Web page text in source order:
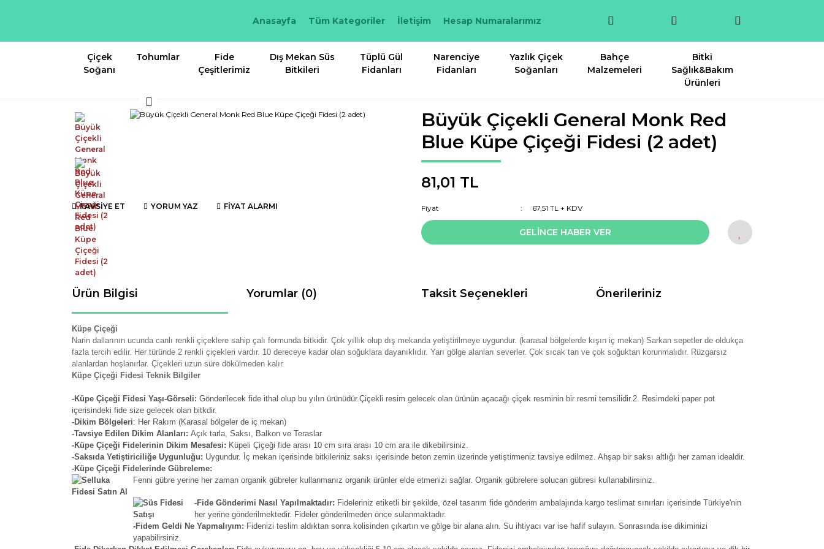
Anasayfa Tüm Kategoriler İletişim Hesap Numaralarımız
Çiçek
Soğanı
Tohumlar
Fide
Çeşitlerimiz
Dış Mekan Süs
Bitkileri
Tüplü Gül
Fidanları
Narenciye
Fidanları
Yazlık Çiçek
Soğanları
Bahçe
Malzemeleri
Bitki
Sağlık&Bakım
Ürünleri
TAVSİYE ET YORUM YAZ FİYAT ALARMI
Büyük Çiçekli General Monk Red
Blue Küpe Çiçeği Fidesi (2 adet)
81,01 TL
Fiyat 67,51 TL + KDV
GELİNCE HABER VER
Ürün Bilgisi Yorumlar (0) Taksit Seçenekleri Önerileriniz
Küpe Çiçeği
Narin dallarının ucunda canlı renkli çiçeklere sahip çalı formunda bitkidir. Çok yıllık olup dış mekanda yetiştirilmeye uygundur. (karasal bölgelerde kışın iç mekan) Sarkan sepetler de oldukça
fazla tercih edilir. Her türünde 2 renkli çiçekleri vardır. 10 dereceye kadar olan soğuklara dayanıklıdır. Yarı gölge alanları severler. Çok sıcak tan ve çok soğuktan korunmalıdır. Rüzgarsız
alanlardan hoşlanırlar. Çiçekleri uzun süre dökülmeden kalır.
Küpe Çiçeği Fidesi Teknik Bilgiler
-Küpe Çiçeği Fidesi Yaşı-Görseli: Gönderilecek fide ithal olup bu yılın ürünüdür.Çiçekli resim gelecek olan ürünün açacağı çiçek resminin bir resmi temsilidir.2. Resimdeki paper pot
içerisindeki fide size gelecek olan bitkdir.
-Dikim Bölgeleri: Her Rakım (Karasal bölgeler de iç mekan)
-Tavsiye Edilen Dikim Alanları: Açık tarla, Saksı, Balkon ve Teraslar
-Küpe Çiçeği Fidelerinin Dikim Mesafesi: Küpeli Çiçeği fide arası 10 cm sıra arası 10 cm ara ile dikebilirsiniz.
-Saksıda Yetiştiriciliğe Uygunluğu: Uygundur. İç mekan içerisinde bitkileriniz saksı içerisinde beton zemin üzerinde yetiştirmeniz tavsiye edilmez. Ahşap bir saksı altlığı her zaman idealdir.
-Küpe Çiçeği Fidelerinde Gübreleme:
Fenni gübre yerine her zaman organik gübreler kullanmanız organik ürünler elde etmenizi sağlar. Organik gübrelere solucan gübresi kullanabilirsiniz.
-Fide Gönderimi Nasıl Yapılmaktadır: Fideleriniz etiketli bir şekilde, özel tasarım fide gönderim ambalajında kargo teslimat sınırları içerisinde Türkiye'nin
her yerine gönderilmektedir. Fideler gönderilmeden önce sulanmaktadır.
-Fidem Geldi Ne Yapmalıyım: Fidenizi teslim aldıktan sonra kolisinden çıkartın ve gölge bir alana alın. Su ihtiyacı var ise hafif sulayın. Sonrasında ise dikiminizi
yapabilirsiniz.